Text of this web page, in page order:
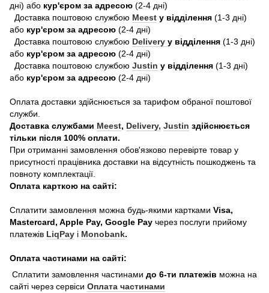
дні) або кур'єром за адресою (2-4 дні)
Доставка поштовою службою Meest у відділення (1-3 дні)
або кур'єром за адресою (2-4 дні)
Доставка поштовою службою Delivery у відділення (1-3 дні)
або кур'єром за адресою (2-4 дні)
Доставка поштовою службою Justin у відділення (1-3 дні)
або кур'єром за адресою (2-4 дні)
Оплата доставки здійснюється за тарифом обраної поштової
служби.
Доставка службами Meest, Delivery, Justin здійснюється
тільки після 100% оплати.
При отриманні замовлення обов'язково перевірте товар у
присутності працівника доставки на відсутність пошкоджень та
повноту комплектації.
Оплата карткою на сайті:
Сплатити замовлення можна будь-якими картками Visa,
Mastercard, Apple Pay, Google Pay через послуги прийому
платежів LiqPay і Monobank.
Оплата частинами на сайті:
Сплатити замовлення частинами до 6-ти платежів можна на
сайті через сервіси Оплата частинами